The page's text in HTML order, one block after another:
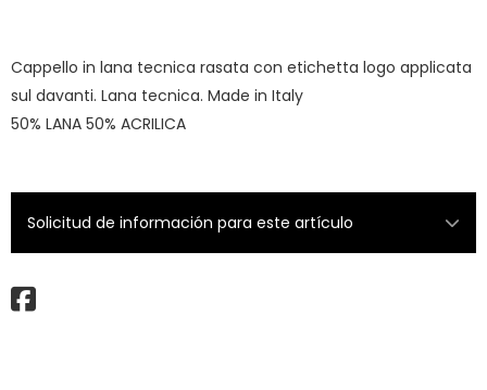
Cappello in lana tecnica rasata con etichetta logo applicata
sul davanti. Lana tecnica. Made in Italy
50% LANA 50% ACRILICA
Solicitud de información para este artículo